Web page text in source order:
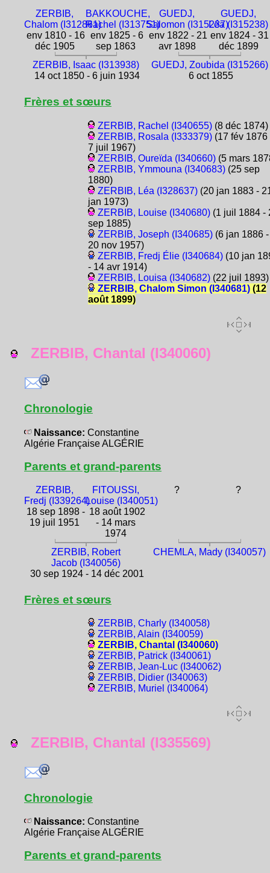
ZERBIB,
Chalom (I312861)
env 1810 - 16
déc 1905
BAKKOUCHE,
Rachel (I313751)
env 1825 - 6
sep 1863
GUEDJ,
Salomon (I315237)
env 1822 - 21
avr 1898
GUEDJ,
Léa (I315238)
env 1824 - 31
déc 1899
ZERBIB, Isaac (I313938)
14 oct 1850 - 6 juin 1934
GUEDJ, Zoubida (I315266)
6 oct 1855
Frères et sœurs
ZERBIB, Rachel (I340655)(8 déc 1874)
ZERBIB, Rosala (I333379)(17 fév 1876
7 juil 1967)
ZERBIB, Oureïda (I340660)(5 mars
ZERBIB, Ymmouna (I340683)(25 sep
1880)
ZERBIB, Léa (I328637)(20 jan 1883 -
jan 1973)
ZERBIB, Louise (I340680)(1 juil 1884 -
sep 1885)
ZERBIB, Joseph (I340685)(6 jan 1886 -
20 nov 1957)
ZERBIB, Fredj Élie (I340684)(10 jan
- 14 avr 1914)
ZERBIB, Louisa (I340682)(22 juil 1893)
ZERBIB, Chalom Simon (I340681)(12
août 1899)
ZERBIB, Chantal (I340060)
Chronologie
Naissance: Constantine
Algérie Française ALGÉRIE
Parents et grand-parents
ZERBIB,
Fredj (I339264)
18 sep 1898 -
19 juil 1951
FITOUSSI,
Louise (I340051)
18 août 1902
- 14 mars
1974
? ?
ZERBIB, Robert
Jacob (I340056)
30 sep 1924 - 14 déc 2001
CHEMLA, Mady (I340057)
Frères et sœurs
ZERBIB, Charly (I340058)
ZERBIB, Alain (I340059)
ZERBIB, Chantal (I340060)
ZERBIB, Patrick (I340061)
ZERBIB, Jean-Luc (I340062)
ZERBIB, Didier (I340063)
ZERBIB, Muriel (I340064)
ZERBIB, Chantal (I335569)
Chronologie
Naissance: Constantine
Algérie Française ALGÉRIE
Parents et grand-parents